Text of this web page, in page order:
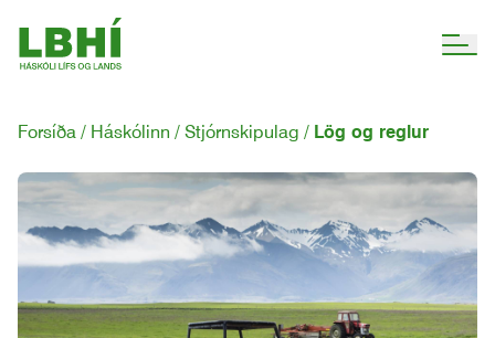
Forsíða Háskólinn Stjórnskipulag Lög og reglur